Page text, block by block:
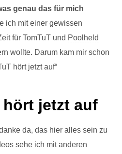
genau das für mich
ich mit einer gewissen
für TomTuT und Poolheld
wollte. Darum kam mir schon
hört jetzt auf“
hört jetzt auf
da, das hier alles sein zu
sehe ich mit anderen